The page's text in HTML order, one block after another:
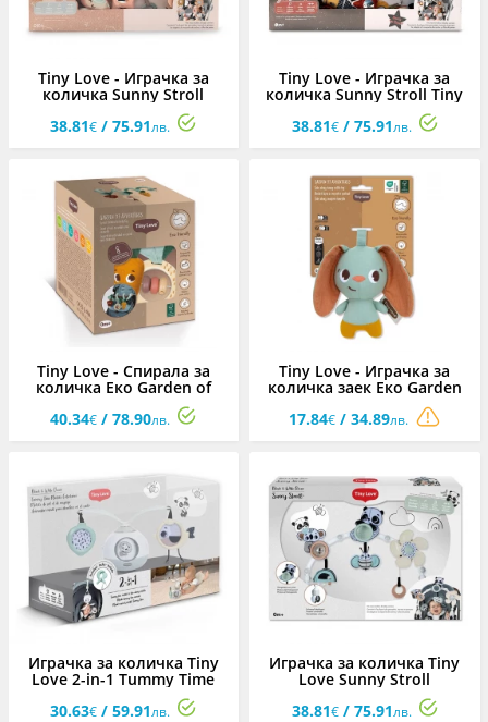
Tiny Love - Играчка за
количка Sunny Stroll
Unicorn Wonderlands, 0м+
38.81€ / 75.91лв.
Tiny Love - Играчка за
количка Sunny Stroll Tiny
38.81€/ 75.91лв.
Tiny Love - Спирала за
количка Еко Garden of
Adventures, 0м+
40.34€ / 78.90лв.
Tiny Love - Играчка за
количка заек Еко Garden
of Adventures, 0м+
17.84€ / 34.89лв.
Играчка за количка Tiny
Love 2-in-1 Tummy Time
Black&White Decor, 0м+
30.63€ / 59.91лв.
Играчка за количка Tiny
Love Sunny Stroll
Black&White Decor, 0м+
38.81€/ 75.91лв.